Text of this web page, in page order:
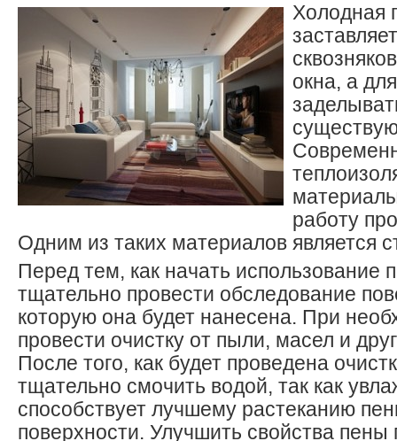
Холодная
окна, а
работу
Одним из таких материалов является
Перед тем, как начать использование
тщательно провести обследование
которую она будет нанесена. При
провести очистку от пыли, масел и
После того, как будет проведена
тщательно смочить водой, так как
способствует лучшему растеканию
поверхности. Улучшить свойства пены